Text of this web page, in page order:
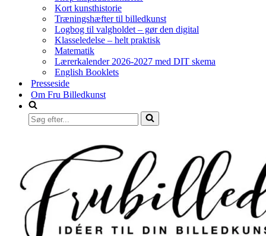
Kort kunsthistorie
Træningshæfter til billedkunst
Logbog til valgholdet – gør den digital
Klasseledelse – helt praktisk
Matematik
Lærerkalender 2026-2027 med DIT skema
English Booklets
Presseside
Om Fru Billedkunst
Søg
efter...